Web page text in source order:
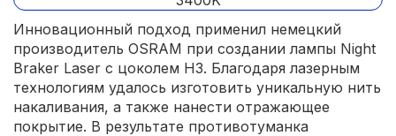
Инновационный подход применил немецкий
производитель OSRAM при создании лампы Night
Braker Laser с цоколем H3. Благодаря лазерным
технологиям удалось изготовить уникальную нить
накаливания, а также нанести отражающее
покрытие. В результате противотуманка